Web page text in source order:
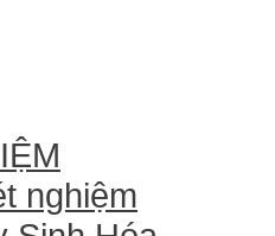
nghiệm